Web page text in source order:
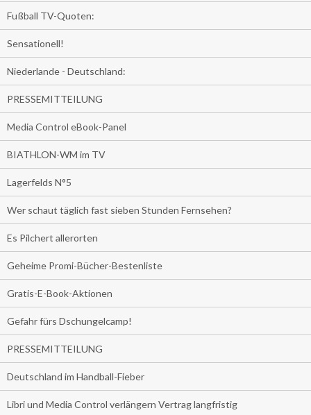
Fußball TV-Quoten:
Sensationell!
Niederlande - Deutschland:
PRESSEMITTEILUNG
Media Control eBook-Panel
BIATHLON-WM im TV
Lagerfelds N°5
Wer schaut täglich fast sieben Stunden Fernsehen?
Es Pilchert allerorten
Geheime Promi-Bücher-Bestenliste
Gratis-E-Book-Aktionen
Gefahr fürs Dschungelcamp!
PRESSEMITTEILUNG
Deutschland im Handball-Fieber
Libri und Media Control verlängern Vertrag langfristig